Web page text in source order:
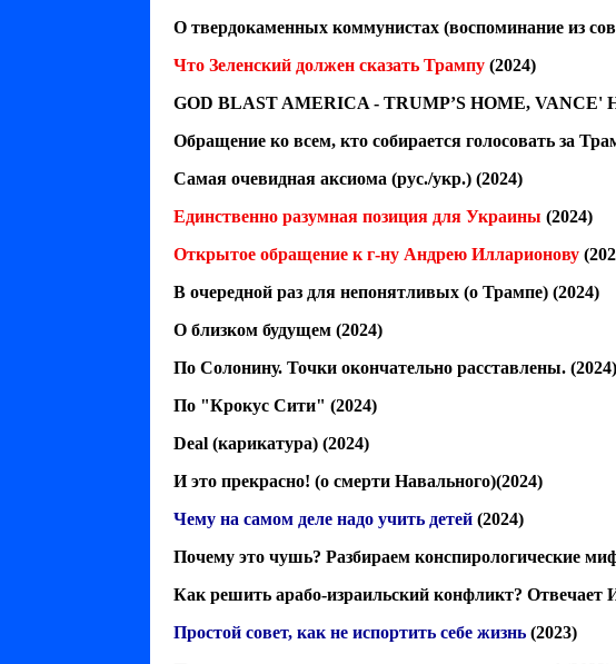
О твердокаменных коммунистах (воспоминание из
Что Зеленский должен сказать Трампу(2024)
GOD BLAST AMERICA - TRUMP’S HOME, VANCE'
Обращение ко всем, кто собирается голосовать за
Самая очевидная аксиома (рус./укр.)(2024)
Единственно разумная позиция для Украины (2024)
Открытое обращение к г-ну Андрею Илларионову
В очередной раз для непонятливых (о Трампе)(2024)
О близком будущем(2024)
По Солонину. Точки окончательно расставлены.(2024)
По "Крокус Сити" (2024)
Deal (карикатура)(2024)
И это прекрасно! (о смерти Навального)(2024)
Чему на самом деле надо учить детей(2024)
Почему это чушь? Разбираем конспирологические
Как решить арабо-израильский конфликт? Отвечает
Простой совет, как не испортить себе жизнь(2023)